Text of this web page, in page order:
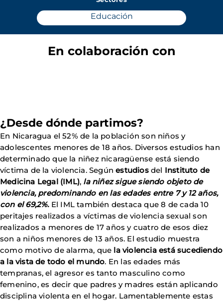
Educación
En colaboración con
¿Desde dónde partimos?
En Nicaragua el 52% de la población son niños y
adolescentes menores de 18 años. Diversos estudios han
determinado que la niñez nicaragüense está siendo
víctima de la violencia. Segúnestudiosdel Instituto de
Medicina Legal (IML), la niñez sigue siendo objeto de
violencia, predominando en las edades entre 7 y 12 años,
con el 69,2%. El IML también destaca que 8 de cada 10
peritajes realizados a víctimas de violencia sexual son
realizados a menores de 17 años y cuatro de esos diez
son a niños menores de 13 años. El estudio muestra
como motivo de alarma, que la violencia está sucediendo
a la vista de todo el mundo. En las edades más
tempranas, el agresor es tanto masculino como
femenino, es decir que padres y madres están aplicando
disciplina violenta en el hogar. Lamentablemente estas